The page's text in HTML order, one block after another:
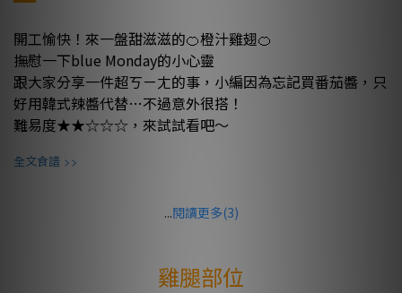
開工愉快！來一盤甜滋滋的🍊橙汁雞翅🍊
撫慰一下blue Monday的小心靈
跟大家分享一件超ㄎㄧㄤ的事，小編因為忘記買番茄醬，只
好用韓式辣醬代替…不過意外很搭！
難易度★★☆☆☆，來試試看吧～
全文食譜 >>
...閱讀更多(3)
雞腿部位